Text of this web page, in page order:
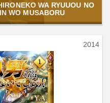
WA RYUUOU NO
WO MUSABORU
2014